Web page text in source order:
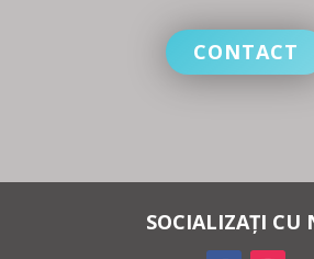
CONTACT
SOCIALIZAȚI CU